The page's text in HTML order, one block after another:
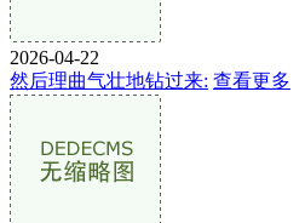
2026-04-22
然后理曲气壮地钻过来: 查看更多